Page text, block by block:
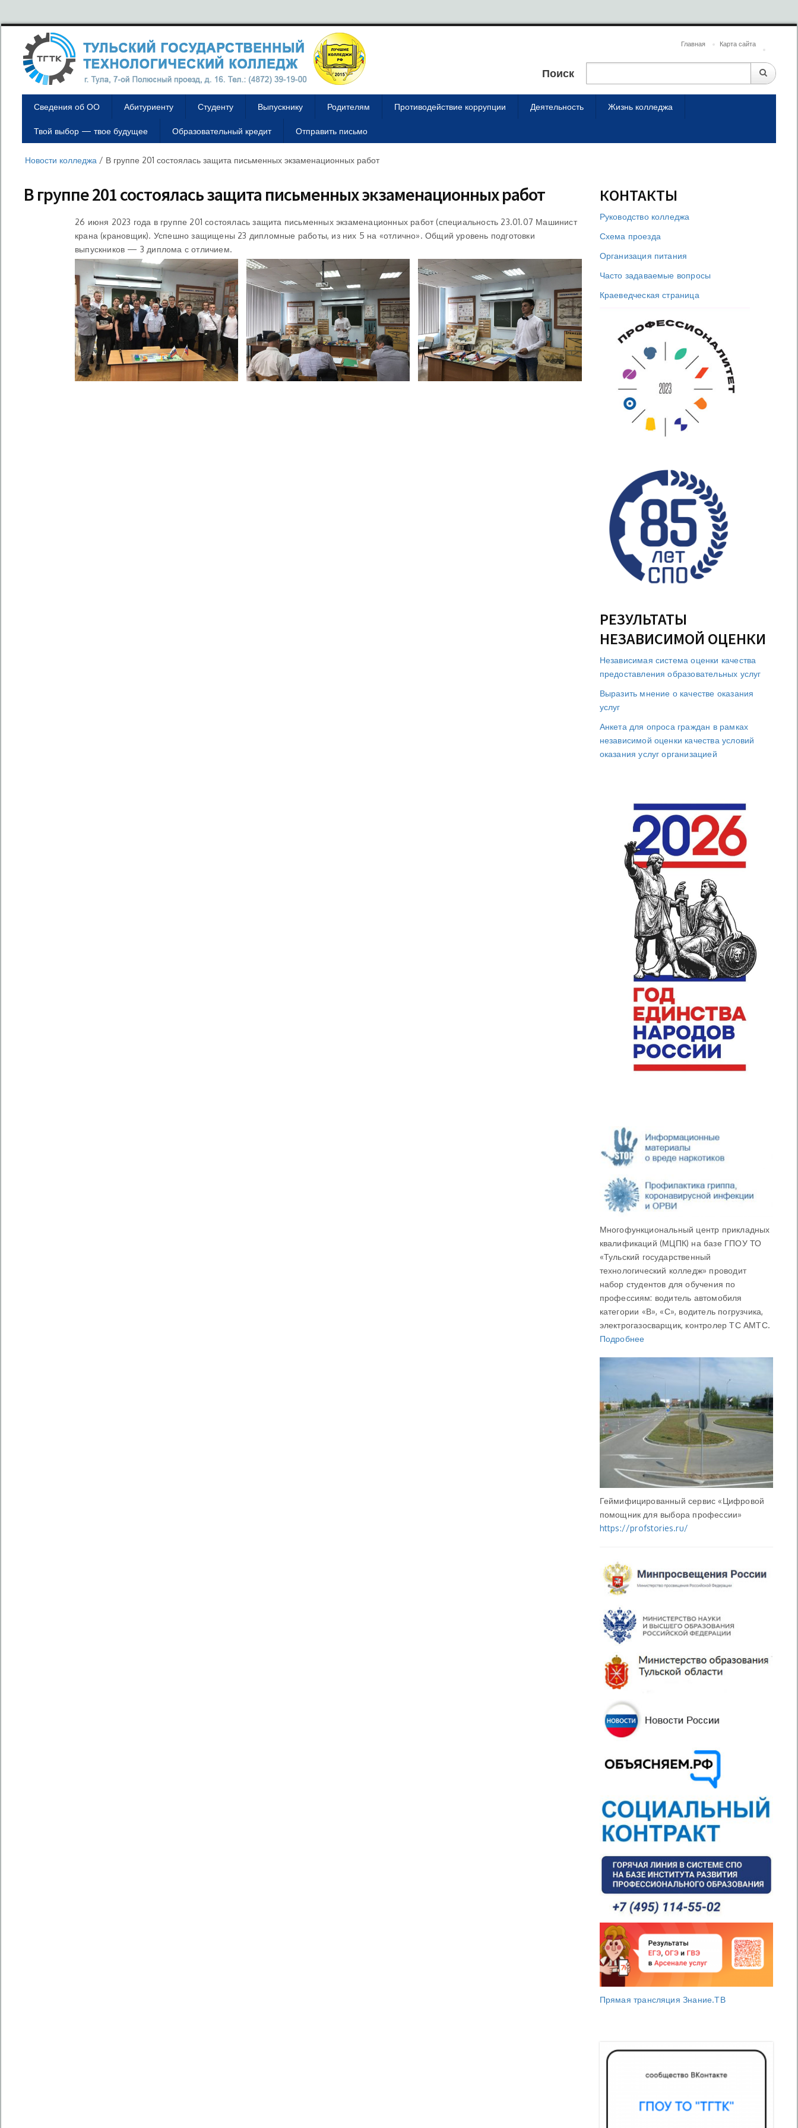
Главная Карта сайта
Поиск
Сведения об ОО Абитуриенту Студенту Выпускнику Родителям Противодействие коррупции Деятельность Жизнь колледжа
Твой выбор — твое будущее Образовательный кредит Отправить письмо
Новости колледжа / В группе 201 состоялась защита письменных экзаменационных работ
В группе 201 состоялась защита письменных экзаменационных работ
26 июня 2023 года в группе 201 состоялась защита письменных экзаменационных работ (специальность 23.01.07 Машинист
крана (крановщик). Успешно защищены 23 дипломные работы, из них 5 на «отлично». Общий уровень подготовки
выпускников — 3 диплома с отличием.
КОНТАКТЫ
Руководство колледжа
Схема проезда
Организация питания
Часто задаваемые вопросы
Краеведческая страница
РЕЗУЛЬТАТЫ
НЕЗАВИСИМОЙ ОЦЕНКИ
Независимая система оценки качества
предоставления образовательных услуг
Выразить мнение о качестве оказания
услуг
Анкета для опроса граждан в рамках
независимой оценки качества условий
оказания услуг организацией
Многофункциональный центр прикладных
квалификаций (МЦПК) на базе ГПОУ ТО
«Тульский государственный
технологический колледж» проводит
набор студентов для обучения по
профессиям: водитель автомобиля
категории «В», «С», водитель погрузчика,
электрогазосварщик, контролер ТС АМТС.
Подробнее
Геймифицированный сервис «Цифровой
помощник для выбора профессии»
https://profstories.ru/
Прямая трансляция Знание.ТВ